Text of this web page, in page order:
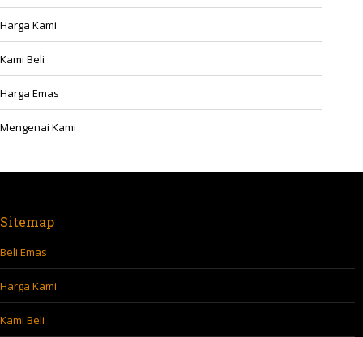
Harga Kami
Kami Beli
Harga Emas
Mengenai Kami
Sitemap
Beli Emas
Harga Kami
Kami Beli